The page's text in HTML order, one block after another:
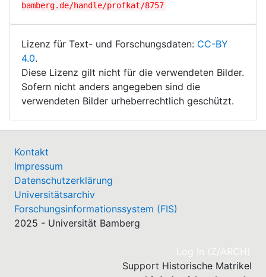
bamberg.de/handle/profkat/8757
Lizenz für Text- und Forschungsdaten: CC-BY
4.0.
Diese Lizenz gilt nicht für die verwendeten Bilder.
Sofern nicht anders angegeben sind die
verwendeten Bilder urheberrechtlich geschützt.
Kontakt
Impressum
Datenschutzerklärung
Universitätsarchiv
Forschungsinformationssystem (FIS)
2025 - Universität Bamberg
Log In (Z/ARCH)
Support Historische Matrikel